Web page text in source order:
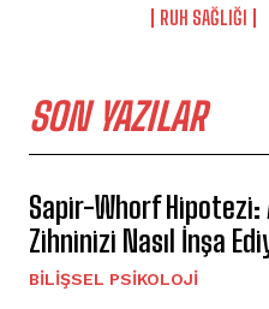
⁠RUH SAĞLIĞI
SON YAZILAR
Sapir-Whorf Hipotezi:
Zihninizi Nasıl İnşa
BILIŞSEL PSIKOLOJI